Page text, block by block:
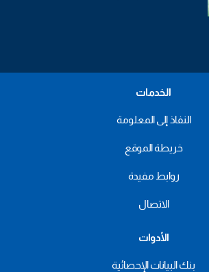
الخدمات
النفاذ إلى المعلومة
خريطة الموقع
روابط مفيدة
الاتصال
الأدوات
بنك البيانات الإحصائية